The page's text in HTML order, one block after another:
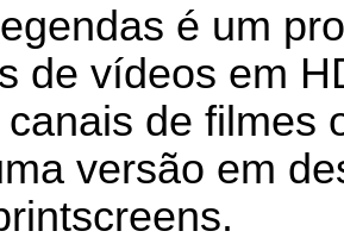
é um
de vídeos em
de filmes
versão em